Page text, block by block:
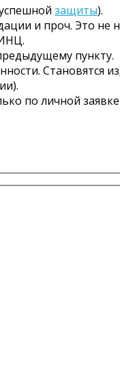
защиты).
и проч. Это не
пункту.
Становятся
по личной